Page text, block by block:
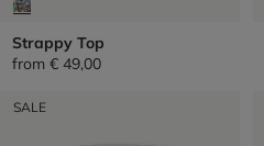
Strappy Top
from € 49,00
SALE